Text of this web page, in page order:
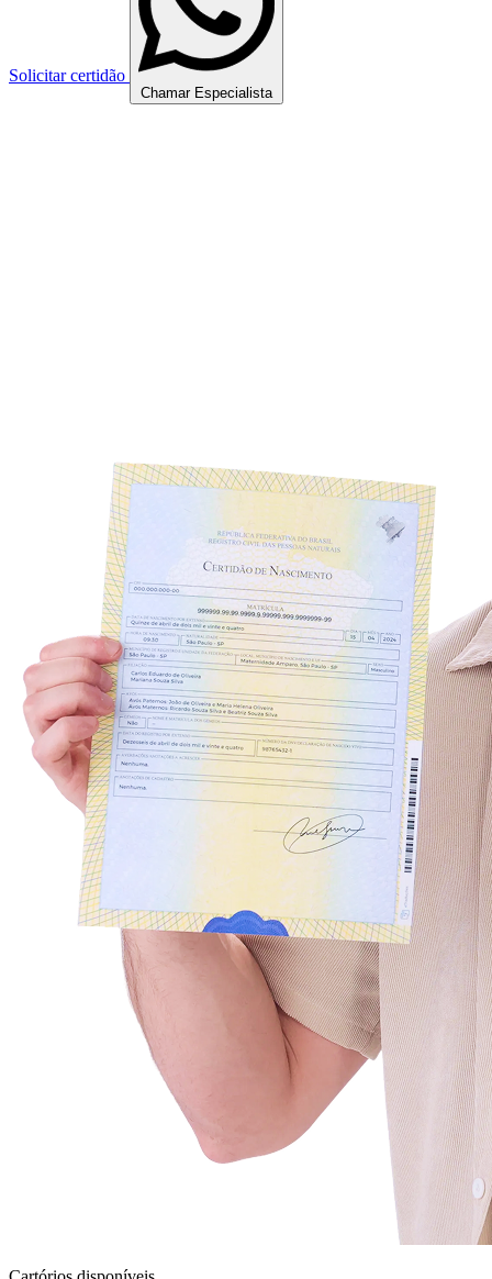
Solicitar certidão
Chamar Especialista